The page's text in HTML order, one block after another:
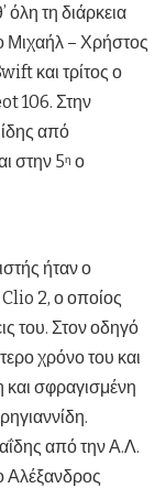
τη διάρκεια
Μιχαήλ – Χρήστος
και τρίτος ο
106. Στην
από
στην 5η ο
ήταν ο
2, ο οποίος
του. Στον οδηγό
χρόνο του και
σφραγισμένη
από την Α.Λ.
Αλέξανδρος